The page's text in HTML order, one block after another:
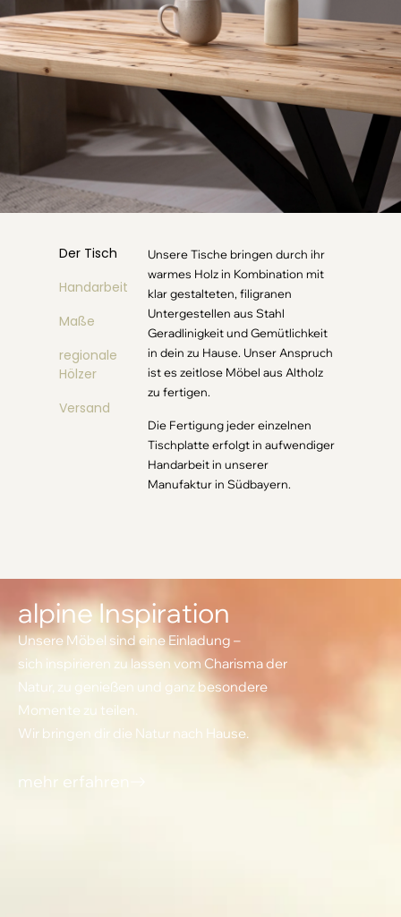
Der Tisch
Handarbeit
Maße
regionale
Hölzer
Versand
Unsere Tische bringen durch ihr
warmes Holz in Kombination mit
klar gestalteten, filigranen
Untergestellen aus Stahl
Geradlinigkeit und Gemütlichkeit
in dein zu Hause. Unser Anspruch
ist es zeitlose Möbel aus Altholz
zu fertigen.
Die Fertigung jeder einzelnen
Tischplatte erfolgt in aufwendiger
Handarbeit in unserer
Manufaktur in Südbayern.
alpine Inspiration
Unsere Möbel sind eine Einladung –
sich inspirieren zu lassen vom Charisma der
Natur, zu genießen und ganz besondere
Momente zu teilen.
Wir bringen dir die Natur nach Hause.
mehr erfahren